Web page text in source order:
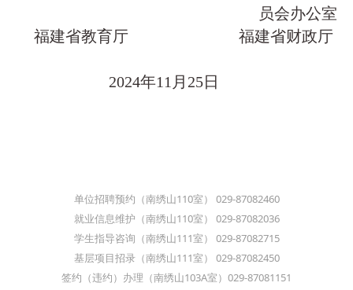
员会办公室
福建省教育厅 福建省财政厅
2024年11月25日
单位招聘预约（南绣山110室） 029-87082460
就业信息维护（南绣山110室） 029-87082036
学生指导咨询（南绣山111室） 029-87082715
基层项目招录（南绣山111室） 029-87082450
签约（违约）办理（南绣山103A室）029-87081151